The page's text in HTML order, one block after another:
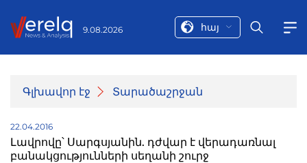
9.08.2026 հայ
Գլխավոր էջ Տարածաշրջան
22.04.2016
Լավրովը՝ Սարգսյանին. դժվար է վերադառնալ
բանակցությունների սեղանի շուրջ